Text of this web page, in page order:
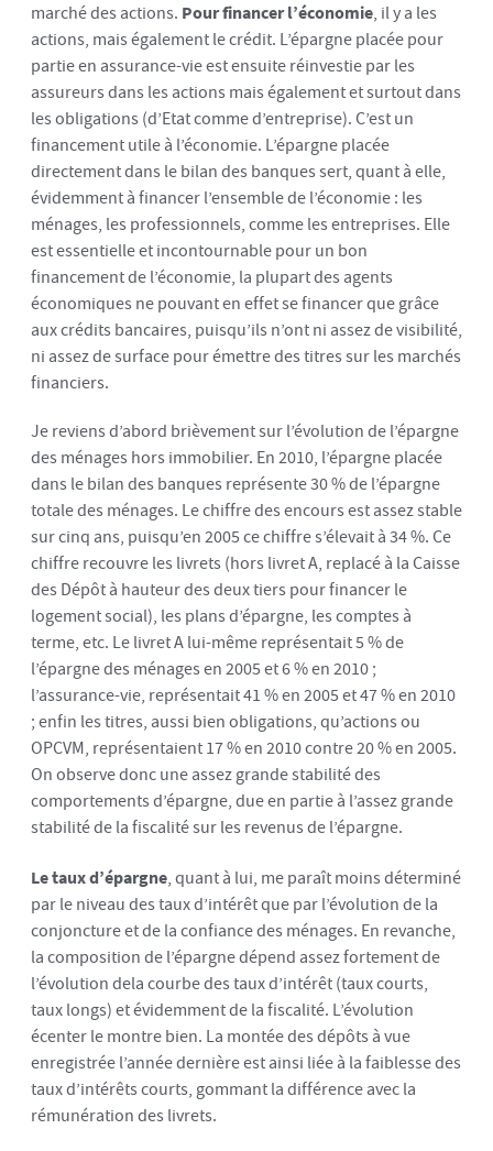
marché des actions. Pour financer l’économie, il y a les
actions, mais également le crédit. L’épargne placée pour
partie en assurance-vie est ensuite réinvestie par les
assureurs dans les actions mais également et surtout dans
les obligations (d’Etat comme d’entreprise). C’est un
financement utile à l’économie. L’épargne placée
directement dans le bilan des banques sert, quant à elle,
évidemment à financer l’ensemble de l’économie : les
ménages, les professionnels, comme les entreprises. Elle
est essentielle et incontournable pour un bon
financement de l’économie, la plupart des agents
économiques ne pouvant en effet se financer que grâce
aux crédits bancaires, puisqu’ils n’ont ni assez de visibilité,
ni assez de surface pour émettre des titres sur les marchés
financiers.
Je reviens d’abord brièvement sur l’évolution de l’épargne
des ménages hors immobilier. En 2010, l’épargne placée
dans le bilan des banques représente 30 % de l’épargne
totale des ménages. Le chiffre des encours est assez stable
sur cinq ans, puisqu’en 2005 ce chiffre s’élevait à 34 %. Ce
chiffre recouvre les livrets (hors livret A, replacé à la Caisse
des Dépôt à hauteur des deux tiers pour financer le
logement social), les plans d’épargne, les comptes à
terme, etc. Le livret A lui-même représentait 5 % de
l’épargne des ménages en 2005 et 6 % en 2010 ;
l’assurance-vie, représentait 41 % en 2005 et 47 % en 2010
; enfin les titres, aussi bien obligations, qu’actions ou
OPCVM, représentaient 17 % en 2010 contre 20 % en 2005.
On observe donc une assez grande stabilité des
comportements d’épargne, due en partie à l’assez grande
stabilité de la fiscalité sur les revenus de l’épargne.
Le taux d’épargne, quant à lui, me paraît moins déterminé
par le niveau des taux d’intérêt que par l’évolution de la
conjoncture et de la confiance des ménages. En revanche,
la composition de l’épargne dépend assez fortement de
l’évolution dela courbe des taux d’intérêt (taux courts,
taux longs) et évidemment de la fiscalité. L’évolution
écenter le montre bien. La montée des dépôts à vue
enregistrée l’année dernière est ainsi liée à la faiblesse des
taux d’intérêts courts, gommant la différence avec la
rémunération des livrets.